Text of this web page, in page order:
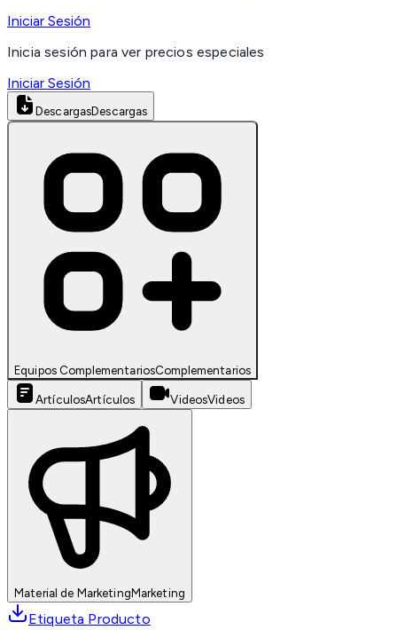
Iniciar Sesión
Inicia sesión para ver precios especiales
Iniciar Sesión
DescargasDescargas
Equipos ComplementariosComplementarios
ArtículosArtículos VideosVideos
Material de MarketingMarketing
Etiqueta Producto